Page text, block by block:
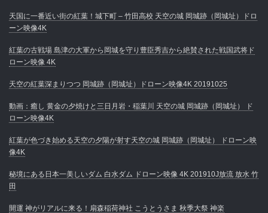
天国に一番近い街の紅葉！城下町 – 竹田高校 天空の城 岡城跡（岡城址）ドロ
ーン映像4K
紅葉の古戦場 島津の大軍から岡城を守り豊臣秀吉から絶賛された戦国武将ド
ローン映像 4K
天空の紅葉深まりつつ 岡城跡（岡城址）ドローン映像4K 20191025
動画：癒し 黄金の夕焼けと三日月岩・稲葉川 天空の城 岡城跡（岡城址） ド
ローン映像4K
紅葉が色づき始める天空の夕陽が射す天空の城 岡城跡（岡城址） ドローン映
像4K
秘境にある日本一美しいダム 白水ダム ドローン映像 4K 201910J放流 放水 竹
田
開運 神がリアルに来る！扇森稲荷神社 こうとうさま 秋季大祭 神楽